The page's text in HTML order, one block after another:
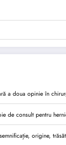
a doua opinie în
de consult pentru
origine,